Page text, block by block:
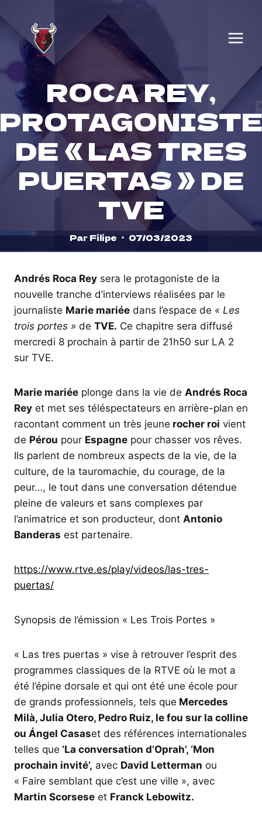
content
ROCA REY,
DE « LAS TRES
PUERTAS » DE
TVE
Par Filipe 07/03/2023
Andrés Roca Rey sera le protagoniste de la
nouvelle tranche d’interviews réalisées par le
journaliste Marie mariée dans l’espace de « Les
trois portes » de TVE. Ce chapitre sera diffusé
mercredi 8 prochain à partir de 21h50 sur LA 2
sur TVE.
Marie mariée plonge dans la vie de Andrés Roca
Rey et met ses téléspectateurs en arrière-plan en
racontant comment un très jeune rocher roi vient
de Pérou pour Espagne pour chasser vos rêves.
Ils parlent de nombreux aspects de la vie, de la
culture, de la tauromachie, du courage, de la
peur…, le tout dans une conversation détendue
pleine de valeurs et sans complexes par
l’animatrice et son producteur, dont Antonio
Banderas est partenaire.
https://www.rtve.es/play/videos/las-tres-
puertas/
Synopsis de l’émission « Les Trois Portes »
« Las tres puertas » vise à retrouver l’esprit des
programmes classiques de la RTVE où le mot a
été l’épine dorsale et qui ont été une école pour
de grands professionnels, tels que Mercedes
Milà, Julia Otero, Pedro Ruiz, le fou sur la colline
ou Ángel Casaset des références internationales
telles que ‘La conversation d’Oprah’, ‘Mon
prochain invité’, avec David Letterman ou
« Faire semblant que c’est une ville », avec
Martin Scorsese et Franck Lebowitz.